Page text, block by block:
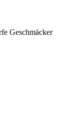
Geschmäcker